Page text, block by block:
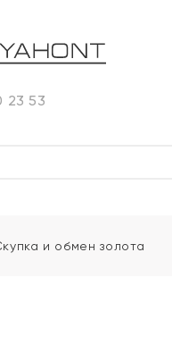
23 53
и обмен золота